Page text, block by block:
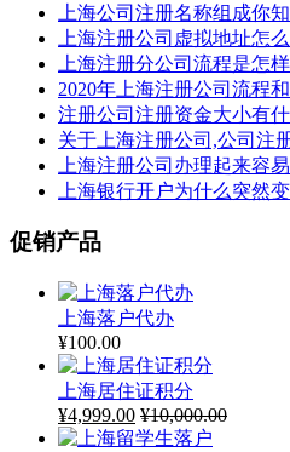
上海公司注册名称组成你
上海注册公司虚拟地址怎
上海注册分公司流程是怎
2020年上海注册公司流程
注册公司注册资金大小有
关于上海注册公司,公司注
上海注册公司办理起来容
上海银行开户为什么突然
促销产品
上海落户代办
¥100.00
上海居住证积分
¥4,999.00 ¥10,000.00